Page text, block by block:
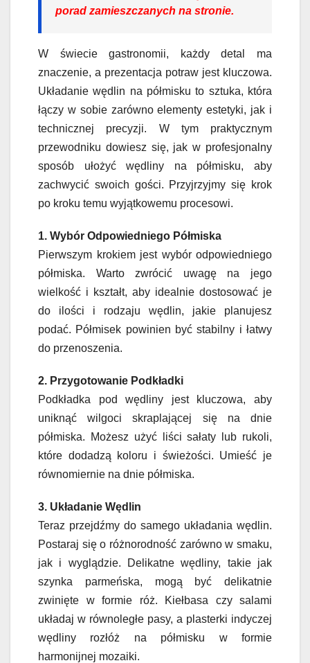
porad zamieszczanych na stronie.
W świecie gastronomii, każdy detal ma
znaczenie, a prezentacja potraw jest kluczowa.
Układanie wędlin na półmisku to sztuka, która
łączy w sobie zarówno elementy estetyki, jak i
technicznej precyzji. W tym praktycznym
przewodniku dowiesz się, jak w profesjonalny
sposób ułożyć wędliny na półmisku, aby
zachwycić swoich gości. Przyjrzyjmy się krok
po kroku temu wyjątkowemu procesowi.
1. Wybór Odpowiedniego Półmiska
Pierwszym krokiem jest wybór odpowiedniego
półmiska. Warto zwrócić uwagę na jego
wielkość i kształt, aby idealnie dostosować je
do ilości i rodzaju wędlin, jakie planujesz
podać. Półmisek powinien być stabilny i łatwy
do przenoszenia.
2. Przygotowanie Podkładki
Podkładka pod wędliny jest kluczowa, aby
uniknąć wilgoci skraplającej się na dnie
półmiska. Możesz użyć liści sałaty lub rukoli,
które dodadzą koloru i świeżości. Umieść je
równomiernie na dnie półmiska.
3. Układanie Wędlin
Teraz przejdźmy do samego układania wędlin.
Postaraj się o różnorodność zarówno w smaku,
jak i wyglądzie. Delikatne wędliny, takie jak
szynka parmeńska, mogą być delikatnie
zwinięte w formie róż. Kiełbasa czy salami
układaj w równoległe pasy, a plasterki indyczej
wędliny rozłóż na półmisku w formie
harmonijnej mozaiki.